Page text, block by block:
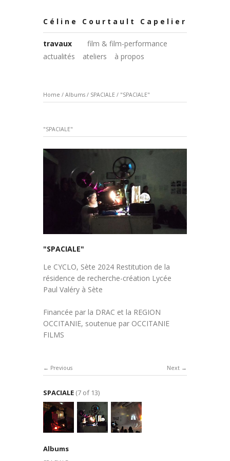
Céline Courtault Capelier
travaux
film & film-performance
actualités
ateliers à propos
Home / Albums / SPACIALE / "SPACIALE"
"SPACIALE"
"SPACIALE"
Le CYCLO, Sète 2024 Restitution de la
résidence de recherche-création Lycée
Paul Valéry à Sète
Financée par la DRAC et la REGION
OCCITANIE, soutenue par OCCITANIE
FILMS
Next
Previous
SPACIALE (7 of 13)
Albums